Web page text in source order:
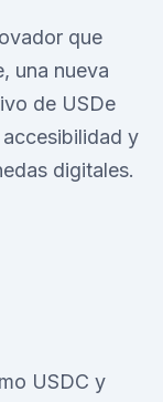
que
una nueva
de USDe
y
digitales.
USDC y